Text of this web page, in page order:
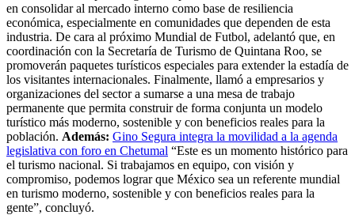
en consolidar al mercado interno como base de resiliencia
económica, especialmente en comunidades que dependen de esta
industria. De cara al próximo Mundial de Futbol, adelantó que, en
coordinación con la Secretaría de Turismo de Quintana Roo, se
promoverán paquetes turísticos especiales para extender la estadía de
los visitantes internacionales. Finalmente, llamó a empresarios y
organizaciones del sector a sumarse a una mesa de trabajo
permanente que permita construir de forma conjunta un modelo
turístico más moderno, sostenible y con beneficios reales para la
población. Además: Gino Segura integra la movilidad a la agenda
legislativa con foro en Chetumal “Este es un momento histórico para
el turismo nacional. Si trabajamos en equipo, con visión y
compromiso, podemos lograr que México sea un referente mundial
en turismo moderno, sostenible y con beneficios reales para la
gente”, concluyó.